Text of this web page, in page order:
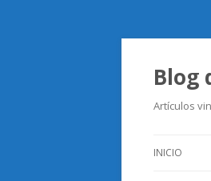
Blog
Artículos
INICIO